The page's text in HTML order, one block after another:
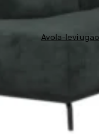
Avola-levi ugao